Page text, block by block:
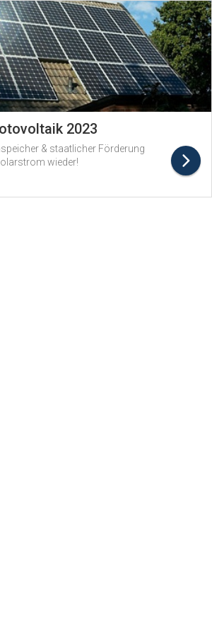
2023
& staatlicher Förderung
wieder!